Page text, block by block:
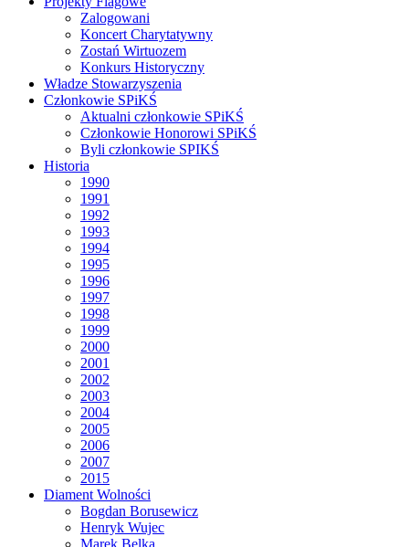
Zalogowani
Koncert Charytatywny
Zostań Wirtuozem
Konkurs Historyczny
Władze Stowarzyszenia
Członkowie SPiKŚ
Aktualni członkowie SPiKŚ
Członkowie Honorowi SPiKŚ
Byli członkowie SPIKŚ
Historia
1990
1991
1992
1993
1994
1995
1996
1997
1998
1999
2000
2001
2002
2003
2004
2005
2006
2007
2015
Diament Wolności
Bogdan Borusewicz
Henryk Wujec
Marek Belka